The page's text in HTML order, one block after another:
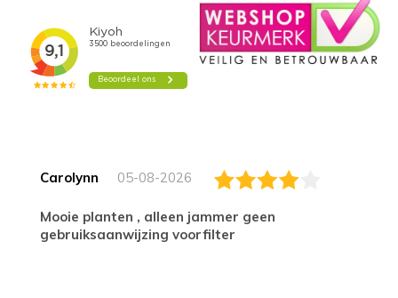
Carolynn 05-08-2026
Mooie planten , alleen jammer geen
gebruiksaanwijzing voorfilter